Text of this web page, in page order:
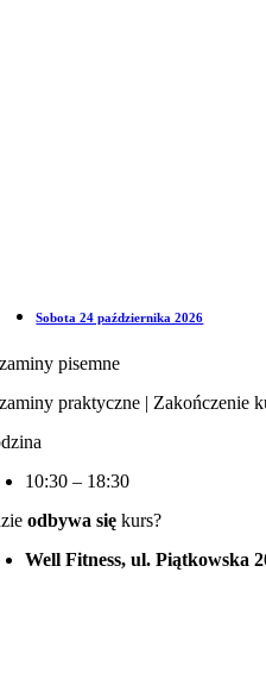
Sobota 24 października 2026
pisemne
praktyczne | Zakończenie
10:30 – 18:30
odbywa się kurs?
Well Fitness, ul. Piątkowska